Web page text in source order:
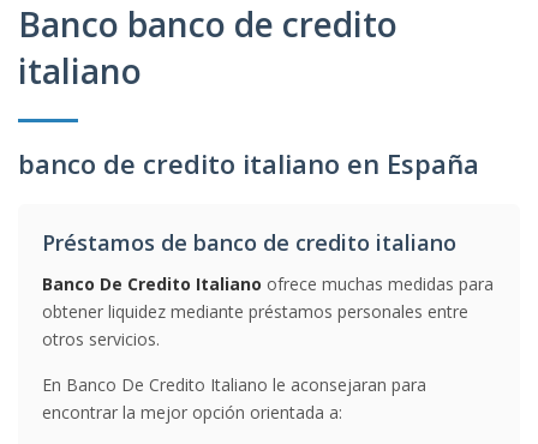
Banco banco de credito
italiano
banco de credito italiano en España
Préstamos de banco de credito italiano
Banco De Credito Italiano ofrece muchas medidas para
obtener liquidez mediante préstamos personales entre
otros servicios.
En Banco De Credito Italiano le aconsejaran para
encontrar la mejor opción orientada a: